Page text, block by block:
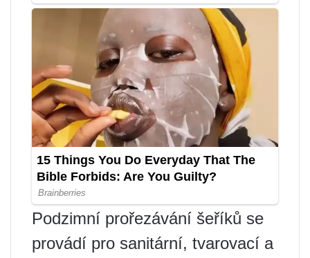
Podzimní prořezávání šeříků se
provádí pro sanitární, tvarovací a